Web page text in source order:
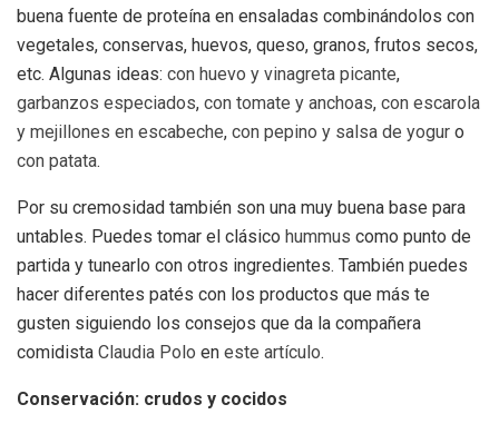
buena fuente de proteína en ensaladas combinándolos con
vegetales, conservas, huevos, queso, granos, frutos secos,
etc. Algunas ideas: con huevo y vinagreta picante,
garbanzos especiados, con tomate y anchoas, con escarola
y mejillones en escabeche, con pepino y salsa de yogur o
con patata.
Por su cremosidad también son una muy buena base para
untables. Puedes tomar el clásico hummus como punto de
partida y tunearlo con otros ingredientes. También puedes
hacer diferentes patés con los productos que más te
gusten siguiendo los consejos que da la compañera
comidista Claudia Polo en este artículo.
Conservación: crudos y cocidos